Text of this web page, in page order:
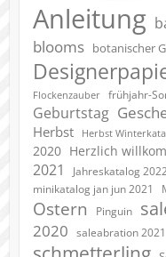
Anleitung
blooms botanischer
Flockenzauber frühjahr-
Geburtstag
Herbst Herbst
2020 Herzlich
2021
Jahreskatalog
minikatalog jan jun 2021
Ostern Pinguin
2020
saleabration 2021